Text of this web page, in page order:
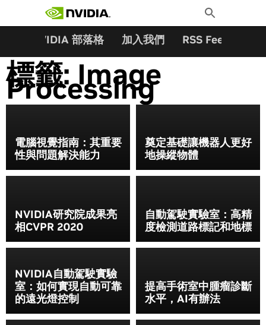
Toggle
Search
NVIDIA 部落格 加入我們 RSS Feeds
標籤:Image
Processing
電腦視覺指南：其重要
性與問題解決能力
奠定基礎讓機器人更好
地操縱物體
NVIDIA研究院成果亮
相CVPR 2020
自動駕駛實驗室：高精
度檢測道路標記和地標
NVIDIA自動駕駛實驗
室：如何實現自動可靠
的遠光燈控制
提高手術室中腫瘤診斷
水平，AI有辦法